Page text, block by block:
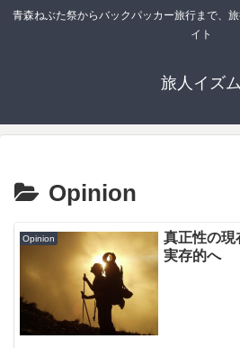
青森ねぶた祭からバックパッカー旅行まで、
イト
旅人イズム
Opinion
Opinion
真正性の現
実存的へ